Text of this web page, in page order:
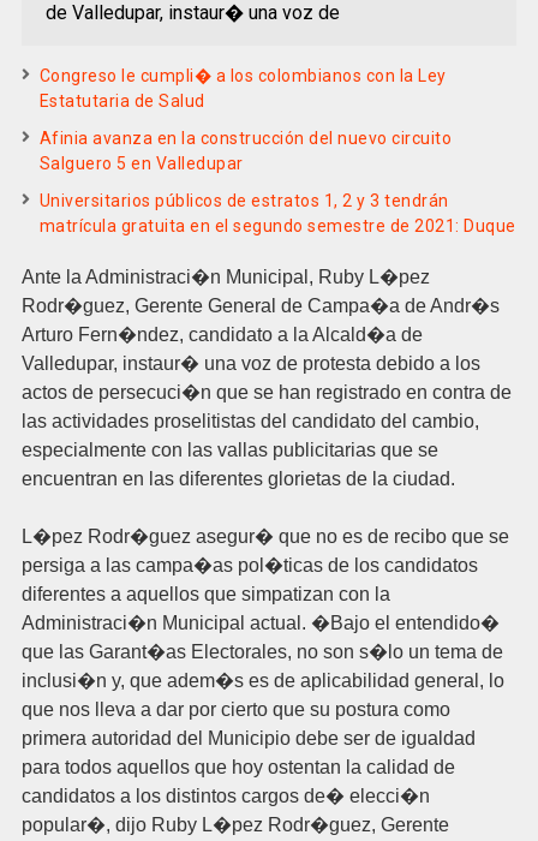
de Valledupar, instaur� una voz de
Congreso le cumpli� a los colombianos con la Ley
Estatutaria de Salud
Afinia avanza en la construcción del nuevo circuito
Salguero 5 en Valledupar
Universitarios públicos de estratos 1, 2 y 3 tendrán
matrícula gratuita en el segundo semestre de 2021: Duque
Ante la Administraci�n Municipal, Ruby L�pez
Rodr�guez, Gerente General de Campa�a de Andr�s
Arturo Fern�ndez, candidato a la Alcald�a de
Valledupar, instaur� una voz de protesta debido a los
actos de persecuci�n que se han registrado en contra de
las actividades proselitistas del candidato del cambio,
especialmente con las vallas publicitarias que se
encuentran en las diferentes glorietas de la ciudad.
L�pez Rodr�guez asegur� que no es de recibo que se
persiga a las campa�as pol�ticas de los candidatos
diferentes a aquellos que simpatizan con la
Administraci�n Municipal actual. �Bajo el entendido�
que las Garant�as Electorales, no son s�lo un tema de
inclusi�n y, que adem�s es de aplicabilidad general, lo
que nos lleva a dar por cierto que su postura como
primera autoridad del Municipio debe ser de igualdad
para todos aquellos que hoy ostentan la calidad de
candidatos a los distintos cargos de� elecci�n
popular�, dijo Ruby L�pez Rodr�guez, Gerente